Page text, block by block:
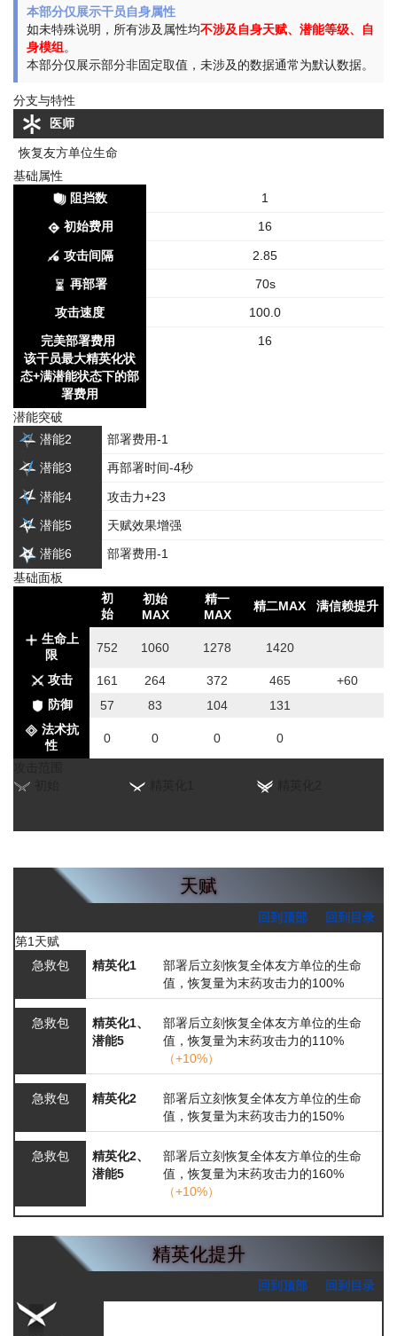
本部分仅展示干员自身属性
如未特殊说明，所有涉及属性均不涉及自身天赋、潜能等级、自
身模组 。
本部分仅展示部分非固定取值，未涉及的数据通常为默认数据。
分支与特性
医师
恢复友方单位生命
基础属性
阻挡数
1
初始费用 16
攻击间隔 2.85
再部署 70s
攻击速度 100.0
完美部署费用
该干员最大精英化状
态+满潜能状态下的部
署费用
16
潜能突破
潜能2
部署费用-1
潜能3 再部署时间-4秒
潜能4 攻击力+23
潜能5 天赋效果增强
潜能6
部署费用-1
基础面板
初
始
初始
MAX
精一
MAX
精二MAX 满信赖提升
生命上
限
752 1060 1278 1420
攻击 161 264 372 465
+60
防御
57 83 104
131
法术抗
性
0 0 0 0
天赋
回到顶部
回到目录
第1天赋
急救包
精英化1
部署后立刻恢复全体友方单位的生命
值，恢复量为末药攻击力的100%
急救包
精英化1、
潜能5
部署后立刻恢复全体友方单位的生命
值，恢复量为末药攻击力的110%
（+10%）
急救包 精英化2
部署后立刻恢复全体友方单位的生命
值，恢复量为末药攻击力的150%
急救包
精英化2、
潜能5
部署后立刻恢复全体友方单位的生命
值，恢复量为末药攻击力的160%
（+10%）
精英化提升
回到顶部 回到目录